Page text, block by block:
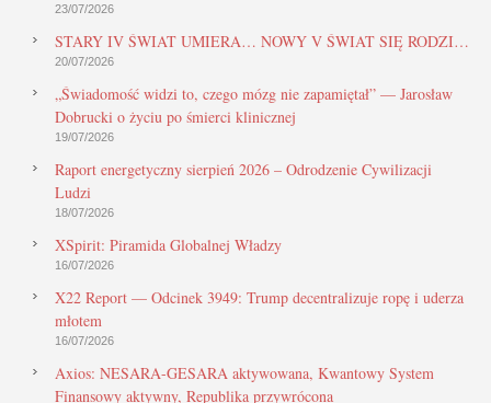
23/07/2026
STARY IV ŚWIAT UMIERA… NOWY V ŚWIAT SIĘ RODZI…
20/07/2026
„Świadomość widzi to, czego mózg nie zapamiętał” — Jarosław
Dobrucki o życiu po śmierci klinicznej
19/07/2026
Raport energetyczny sierpień 2026 – Odrodzenie Cywilizacji
Ludzi
18/07/2026
XSpirit: Piramida Globalnej Władzy
16/07/2026
X22 Report — Odcinek 3949: Trump decentralizuje ropę i uderza
młotem
16/07/2026
Axios: NESARA-GESARA aktywowana, Kwantowy System
Finansowy aktywny, Republika przywrócona